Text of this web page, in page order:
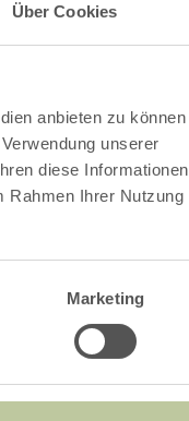
Über Cookies
anbieten zu können
unserer
diese Informationen
Rahmen Ihrer Nutzung
Marketing